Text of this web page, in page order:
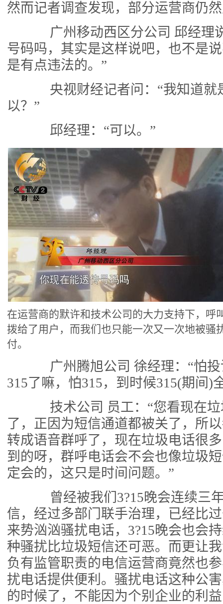
然而记者调查发现，部分运营商仍
广州移动西区分公司 邱经理
号码吗，其实是这样说吧，也不是
是有点违法的。”
央视财经记者问：“我知道就
以？”
邱经理：“可以。”
在运营商的默许和技术公司的大力支持下，呼
拨给了用户，而我们也只能一次又一次地被骚
付。
广州腾旭公司 徐经理：“怕投
315了嘛，怕315，到时候315(期间)
技术公司 员工：“您看现在垃
了，正因为短信通道都被关了，所
转成语音群呼了，现在垃圾电话很
到的呀，群呼电话会不会也像垃圾
定会的，这只是时间问题。”
曾经被我们3?15晚会连续三
信，经过多部门联手治理，已经比
来势汹汹骚扰电话，3?15晚会也会
种骚扰比垃圾短信还可恶。而更让
负有监管职责的电信运营商竟然也
扰电话提供便利。骚扰电话这种公
的时候了，不能因为个别企业的利